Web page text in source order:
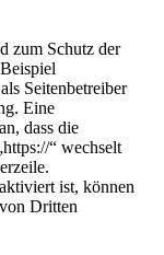
zum Schutz der
Seitenbetreiber
Eine
dass die
“ wechselt
ist, können
Dritten